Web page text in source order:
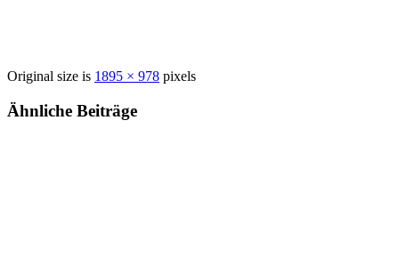
Original size is 1895 × 978 pixels
Ähnliche Beiträge